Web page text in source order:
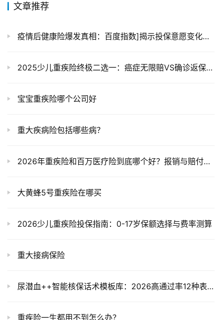
文章推荐
疫情后健康险爆发真相：百度指数]揭示投保意愿变化，三组数据颠覆认知
2025少儿重疾险终极二选一：癌症无限赔VS确诊返保费，这样买不踩坑！
宝宝重疾险哪个公司好
重大疾病险包括哪些病？
2026年重疾险和百万医疗险到底哪个好？报销与赔付终极对比，别再选错了！
大黄蜂5号重疾险在哪买
2026少儿重疾险投保指南：0-17岁保额选择与费率测算
重大接病保险
尿潜血++智能核保话术模板库：2026高通过率12种表述，一问一答轻松过！
重疾险一生都用不到怎么办？